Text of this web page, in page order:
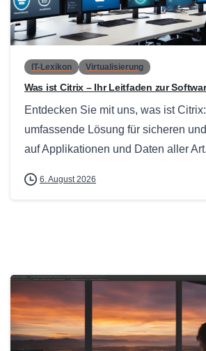
IT-Lexikon Virtualisierung
Was ist Citrix – Ihr Leitfaden zur
Entdecken Sie mit uns, was ist
umfassende Lösung für sicheren
auf Applikationen und Daten aller Art.
6. August 2026